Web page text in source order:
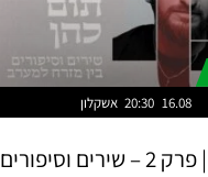
אשקלון 20:30 16.08
היהלום | פרק 2 – שירים וסיפורים